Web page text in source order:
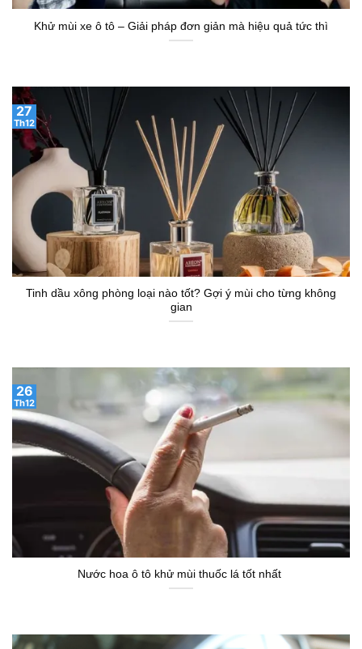
Khử mùi xe ô tô – Giải pháp đơn giản mà hiệu quả tức thì
Tinh dầu xông phòng loại nào tốt? Gợi ý mùi cho từng không
gian
27
Th12
Nước hoa ô tô khử mùi thuốc lá tốt nhất
26
Th12